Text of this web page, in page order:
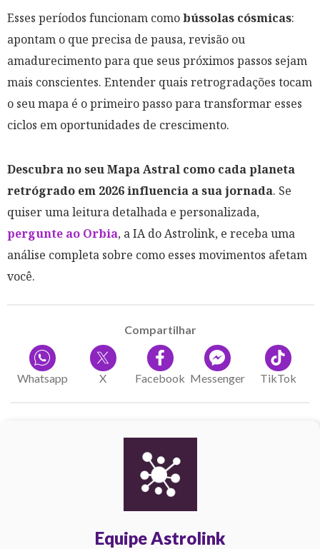
Esses períodos funcionam comobússolas cósmicas:
apontam o que precisa de pausa, revisão ou
amadurecimento para que seus próximos passos sejam
mais conscientes. Entender quais retrogradações tocam
o seu mapa é o primeiro passo para transformar esses
ciclos em oportunidades de crescimento.
Descubra no seu Mapa Astral como cada planeta
retrógrado em 2026 influencia a sua jornada. Se
quiser uma leitura detalhada e personalizada,
pergunte ao Orbia, a IA do Astrolink, e receba uma
análise completa sobre como esses movimentos afetam
você.
Compartilhar
Whatsapp X Facebook Messenger TikTok
Equipe Astrolink